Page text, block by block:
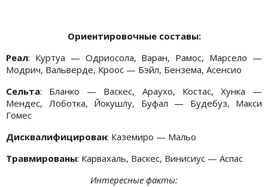
Ориентировочные составы:
Реал: Куртуа — Одриосола, Варан, Рамос, Марсело —
Модрич, Вальверде, Кроос — Бэйл, Бензема, Асенсио
Сельта: Бланко — Васкес, Араухо, Костас, Хунка —
Мендес, Лоботка, Йокушлу, Буфал — Будебуз, Макси
Гомес
Дисквалифицирован: Каземиро — Мальо
Травмированы: Карвахаль, Васкес, Винисиус — Аспас
Интересные факты: